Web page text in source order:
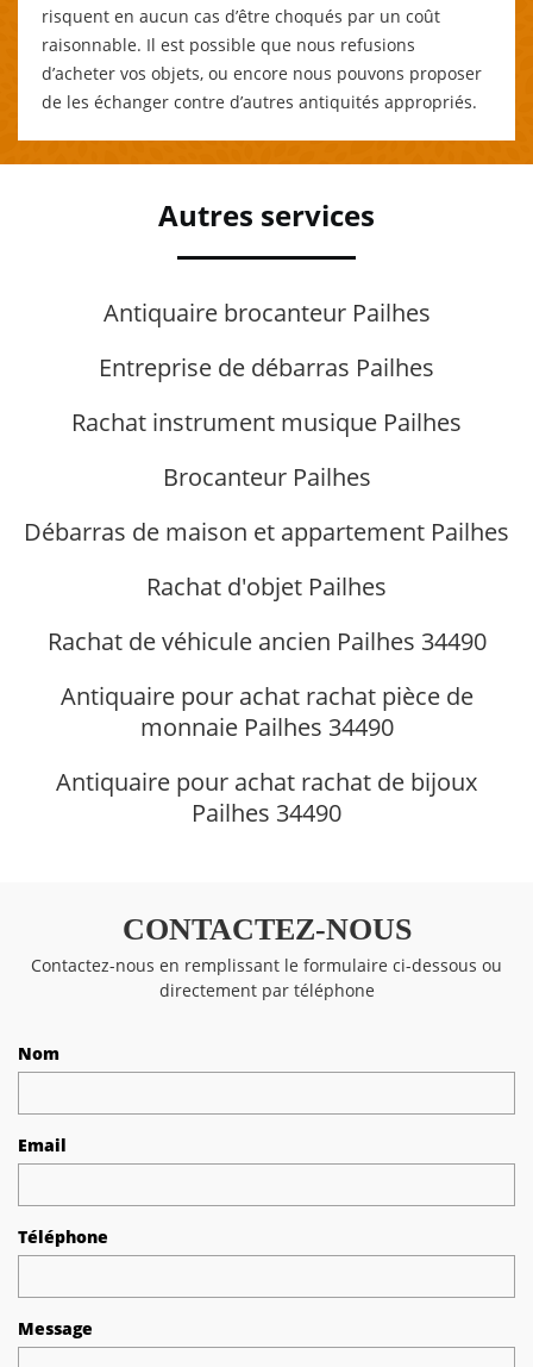
risquent en aucun cas d’être choqués par un coût
raisonnable. Il est possible que nous refusions
d’acheter vos objets, ou encore nous pouvons proposer
de les échanger contre d’autres antiquités appropriés.
Autres services
Antiquaire brocanteur Pailhes
Entreprise de débarras Pailhes
Rachat instrument musique Pailhes
Brocanteur Pailhes
Débarras de maison et appartement Pailhes
Rachat d'objet Pailhes
Rachat de véhicule ancien Pailhes 34490
Antiquaire pour achat rachat pièce de
monnaie Pailhes 34490
Antiquaire pour achat rachat de bijoux
Pailhes 34490
CONTACTEZ-NOUS
Contactez-nous en remplissant le formulaire ci-dessous ou
directement par téléphone
Nom
Email
Téléphone
Message